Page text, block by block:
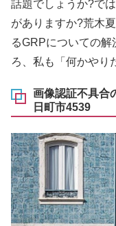
話題でしょうか?で
がありますか?荒木
るGRPについての解
ろ、私も「何かやり
画像認証不具合
日町市4539